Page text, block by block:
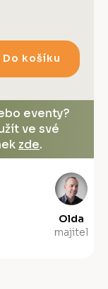
Do košíku
eventy?
ve své
zde.
Olda
majitel